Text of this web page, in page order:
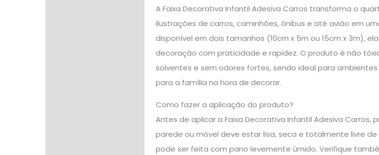
A Faixa Decorativa Infantil Adesiva Carros transforma o
ilustrações de carros, caminhões, ônibus e até avião em
disponível em dois tamanhos (10cm x 5m ou 15cm x 3m),
decoração com praticidade e rapidez. O produto é não
solventes e sem odores fortes, sendo ideal para
para a família na hora de decorar.
Como fazer a aplicação do produto?
Antes de aplicar a Faixa Decorativa Infantil Adesiva
parede ou móvel deve estar lisa, seca e totalmente livre
pode ser feita com pano levemente úmido. Verifique